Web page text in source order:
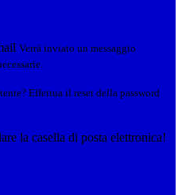
Verrà inviato un messaggio
Effettua il reset della password
la casella di posta elettronica!